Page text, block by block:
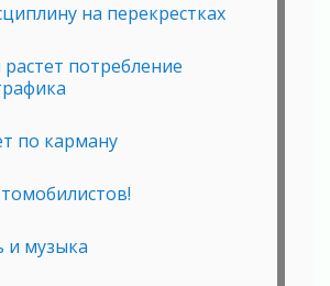
на перекрестках
потребление
по карману
и музыка